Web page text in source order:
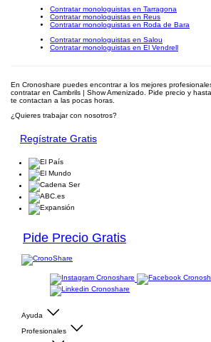
Contratar monologuistas en Tarragona
Contratar monologuistas en Reus
Contratar monologuistas en Roda de Bara
Contratar monologuistas en Salou
Contratar monologuistas en El Vendrell
En Cronoshare puedes encontrar a los mejores
contratar en Cambrils | Show Amenizado. Pide precio y
te contactan a las pocas horas.
¿Quieres trabajar con nosotros?
Regístrate Gratis
Pide Precio Gratis
Ayuda
Profesionales